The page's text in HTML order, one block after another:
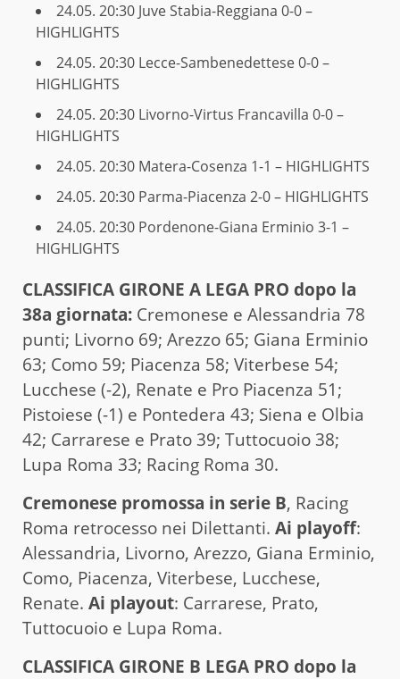
24.05. 20:30 Juve Stabia-Reggiana 0-0 –
HIGHLIGHTS
24.05. 20:30 Lecce-Sambenedettese 0-0 –
HIGHLIGHTS
24.05. 20:30 Livorno-Virtus Francavilla 0-0 –
HIGHLIGHTS
24.05. 20:30 Matera-Cosenza 1-1 – HIGHLIGHTS
24.05. 20:30 Parma-Piacenza 2-0 – HIGHLIGHTS
24.05. 20:30 Pordenone-Giana Erminio 3-1 –
HIGHLIGHTS
CLAS­SI­FI­CA GIRONE A LEGA PRO dopo la
38a giornata: Cremonese e Alessandria 78
punti; Livorno 69; Arezzo 65; Giana Erminio
63; Como 59; Piacenza 58; Viterbese 54;
Lucchese (-2), Renate e Pro Piacenza 51;
Pistoiese (-1) e Pontedera 43; Siena e Olbia
42; Carrarese e Prato 39; Tuttocuoio 38;
Lupa Roma 33; Racing Roma 30.
Cremonese promossa in serie B, Racing
Roma retrocesso nei Dilettanti. Ai playoff:
Alessandria, Livorno, Arezzo, Giana Erminio,
Como, Piacenza, Viterbese, Lucchese,
Renate. Ai playout: Carrarese, Prato,
Tuttocuoio e Lupa Roma.
CLAS­SI­FI­CA GIRONE B LEGA PRO dopo la